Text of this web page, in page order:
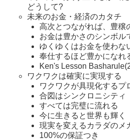
どうして?
未来のお金・経済のカタチ
高次とつながれば、豊穣
お金は豊かさのシンボル
ゆくゆくはお金を使わな
奉仕するほど豊かになれ
Ken's Lesson
ワクワクは確実に実現する
ワクワクが具現化するプ
合図はシンクロニシティ
すべては完璧に流れる
今に生きると世界も輝く
現実を変えるカラダのメ
100%の保証つき